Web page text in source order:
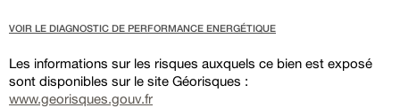
VOIR LE DIAGNOSTIC DE PERFORMANCE ENERGÉTIQUE
Les informations sur les risques auxquels ce bien est exposé
sont disponibles sur le site Géorisques :
www.georisques.gouv.fr